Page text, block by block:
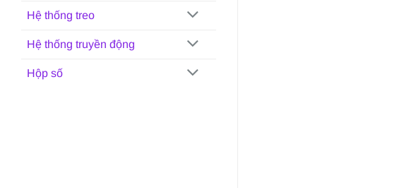
Hệ thống treo
Hệ thống truyền động
Hộp số